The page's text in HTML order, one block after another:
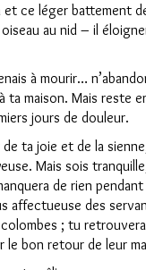
ce léger battement
au nid – il
à mourir…
ta maison. Mais reste
jours de douleur.
ta joie et de la
Mais sois
de rien
affectueuse des
; tu
bon retour de leur
Close